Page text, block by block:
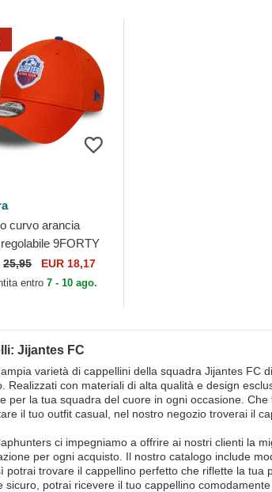
curvo arancia
9FORTY
Jijantes FC Kings
di New Era
25,95 EUR 18,17
entro7 - 10 ago.
Jijantes FC
varietà di cappellini della squadra Jijantes FC
Realizzati con materiali di alta qualità e design
per la tua squadra del cuore in ogni occasione.
il tuo outfit casual, nel nostro negozio troverai il
ci impegniamo a offrire ai nostri clienti la
per ogni acquisto. Il nostro catalogo include
potrai trovare il cappellino perfetto che riflette la
sicuro, potrai ricevere il tuo cappellino